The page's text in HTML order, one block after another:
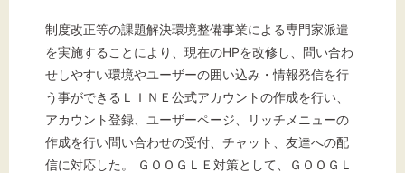
制度改正等の課題解決環境整備事業による専門家派遣
を実施することにより、現在のHPを改修し、問い合わ
せしやすい環境やユーザーの囲い込み・情報発信を行
う事ができるＬＩＮＥ公式アカウントの作成を行い、
アカウント登録、ユーザーページ、リッチメニューの
作成を行い問い合わせの受付、チャット、友達への配
信に対応した。 ＧＯＯＧＬＥ対策として、ＧＯＯＧＬ